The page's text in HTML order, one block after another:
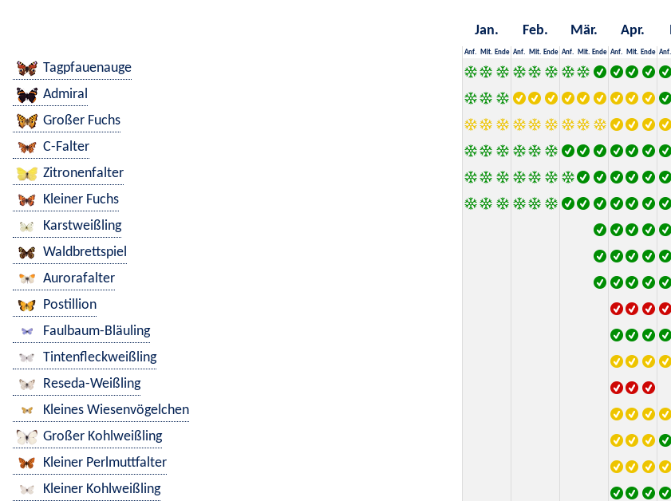
Jan. Feb. Mär. Apr.
Anf. Mit. Ende Anf. Mit. Ende Anf. Mit. Ende Anf. Mit. Ende Anf.
Tagpfauenauge
Admiral
Großer Fuchs
C-Falter
Zitronenfalter
Kleiner Fuchs
Karstweißling
Waldbrettspiel
Aurorafalter
Postillion
Faulbaum-Bläuling
Tintenfleckweißling
Reseda-Weißling
Kleines Wiesenvögelchen
Großer Kohlweißling
Kleiner Perlmuttfalter
Kleiner Kohlweißling